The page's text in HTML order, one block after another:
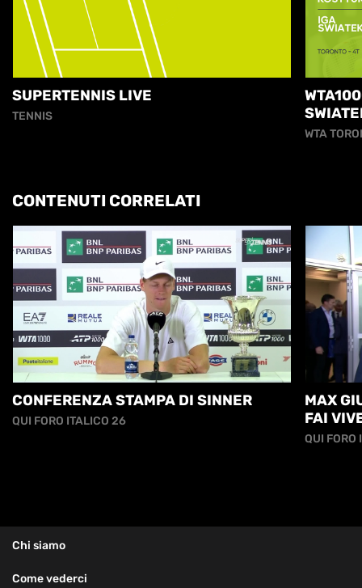
SUPERTENNIS LIVE
TENNIS
WTA
CONTENUTI CORRELATI
CONFERENZA STAMPA DI SINNER
QUI FORO ITALICO 26
MAX
FAI
QUI FORO
Chi siamo
Come vederci